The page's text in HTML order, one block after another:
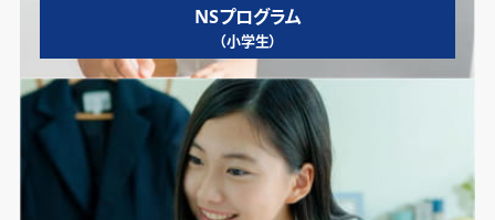
NSプログラム
（小学生）